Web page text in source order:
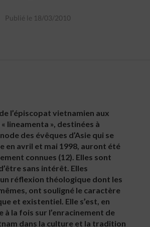
Publié le 18/03/2010
l’épiscopat vietnamien aux
lineamenta », destinées à
des évêques d’Asie qui se
en avril et mai 1998, auront été
connues (12). Elles sont
sans intérêt. Elles
réflexion théologique dont les
ont souligné le caractère
et existentiel. Elle s’est, en
à la fois sur l’enracinement de
dans la culture et la tradition